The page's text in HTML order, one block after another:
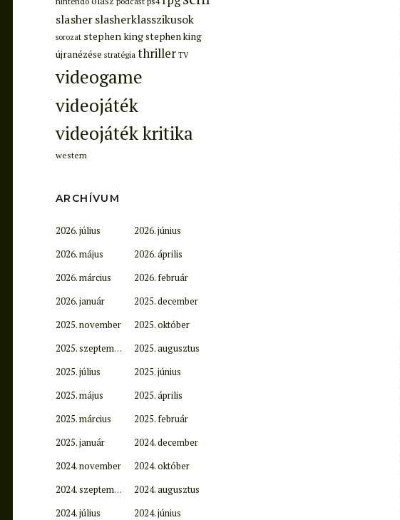
slasherslasherklasszikusok
sorozat stephen kingstephen king
újranézése stratégia thriller TV
videogame
videojáték
videojáték kritika
western
ARCHÍVUM
2026. július
2026. június
2026. május
2026. április
2026. március
2026. február
2026. január
2025. december
2025. november
2025. október
2025. szeptember
2025. augusztus
2025. július
2025. június
2025. május
2025. április
2025. március
2025. február
2025. január
2024. december
2024. november
2024. október
2024. szeptember
2024. augusztus
2024. július
2024. június